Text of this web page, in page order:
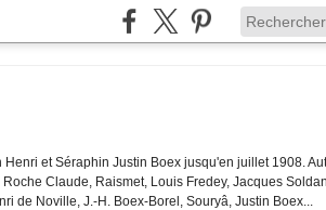
et Séraphin Justin Boex jusqu'en juillet 1908.
Claude, Raismet, Louis Fredey, Jacques
de Noville, J.-H. Boex-Borel, Souryâ, Justin Boex...